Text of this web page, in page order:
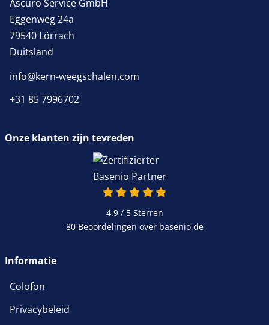
Ascuro Service GmbH
Eggenweg 24a
79540 Lörrach
Duitsland
info@kern-weegschalen.com
+31 85 7996702
Onze klanten zijn tevreden
4.9 / 5Sterren
80 Beoordelingen over basenio.de
Informatie
Colofon
Privacybeleid